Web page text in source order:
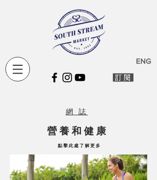
ENG
​網 誌
營 養 和 健 康
點 擊 此 處 了 解 更 多